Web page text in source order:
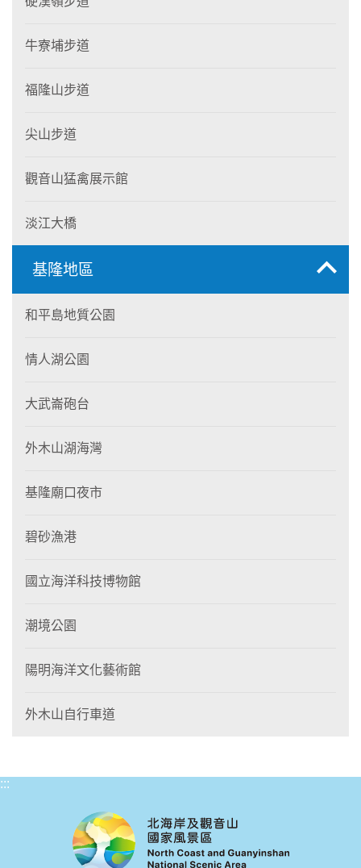
牛寮埔步道
福隆山步道
尖山步道
觀音山猛禽展示館
淡江大橋
基隆地區
和平島地質公園
情人湖公園
大武崙砲台
外木山湖海灣
基隆廟口夜市
碧砂漁港
國立海洋科技博物館
潮境公園
陽明海洋文化藝術館
外木山自行車道
:::